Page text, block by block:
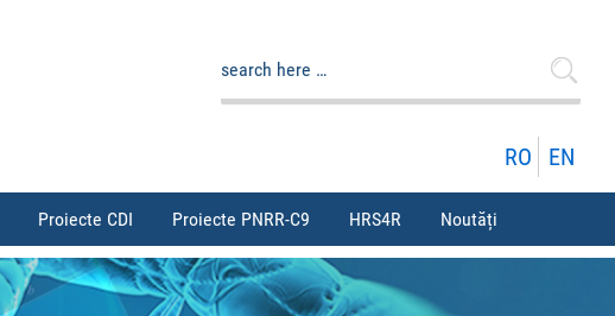
RO EN
Proiecte CDI Proiecte PNRR-C9 HRS4R Noutăți